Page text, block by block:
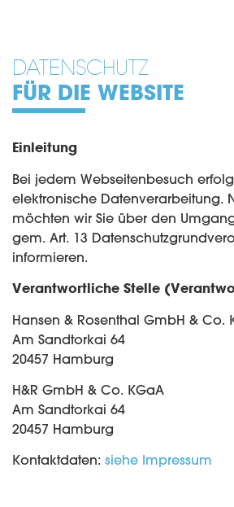
DATENSCHUTZ
FÜR DIE WEBSITE
Einleitung
Bei jedem Webseitenbesuch
elektronische Datenverarbeitung.
möchten wir Sie über den
gem. Art. 13
informieren.
Verantwortliche Stelle
Hansen & Rosenthal GmbH & Co.
Am Sandtorkai 64
20457 Hamburg
H&R GmbH & Co. KGaA
Am Sandtorkai 64
20457 Hamburg
Kontaktdaten: siehe Impressum